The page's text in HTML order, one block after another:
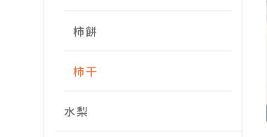
柿餅
柿干
水梨